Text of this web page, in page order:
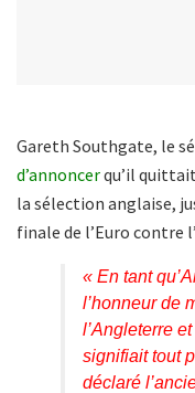
Gareth Southgate, le
d’annoncerqu’il
la sélection anglaise,
finale de l’Euro contre
« En tant
l’honneur de
l’Angleterre
signifiait tout
déclaré